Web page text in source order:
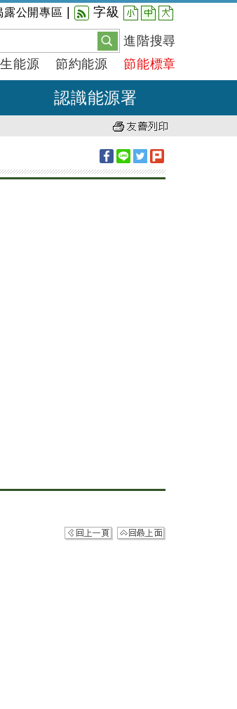
露公開專區 字級 小 中 大
進階搜尋
能源 節約能源 節能標章
認識能源署